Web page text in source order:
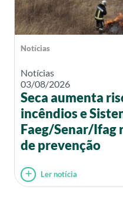
Notícias
Notícias
03/08/2026
Seca aumenta
incêndios e
Faeg/Senar/Ifag
de prevenção
Ler notícia